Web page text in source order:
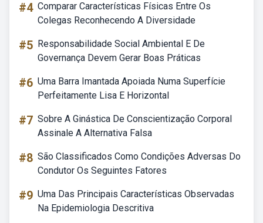
#4 Comparar Características Físicas Entre Os
Colegas Reconhecendo A Diversidade
#5 Responsabilidade Social Ambiental E De
Governança Devem Gerar Boas Práticas
#6 Uma Barra Imantada Apoiada Numa Superfície
Perfeitamente Lisa E Horizontal
#7 Sobre A Ginástica De Conscientização Corporal
Assinale A Alternativa Falsa
#8 São Classificados Como Condições Adversas Do
Condutor Os Seguintes Fatores
#9 Uma Das Principais Características Observadas
Na Epidemiologia Descritiva